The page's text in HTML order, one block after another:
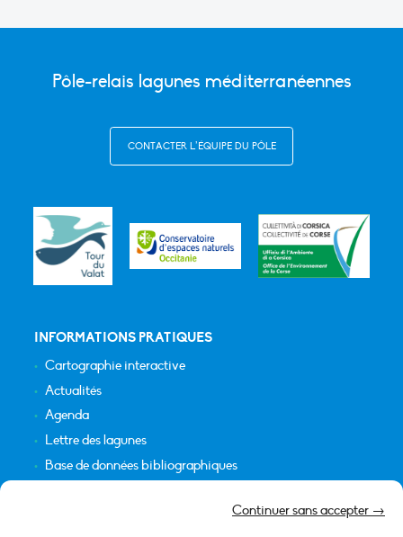
Continuer sans accepter →
Pôle-relais lagunes méditerranéennes
CONTACTER L’ÉQUIPE DU PÔLE
INFORMATIONS PRATIQUES
Cartographie interactive
Actualités
Agenda
Lettre des lagunes
Base de données bibliographiques